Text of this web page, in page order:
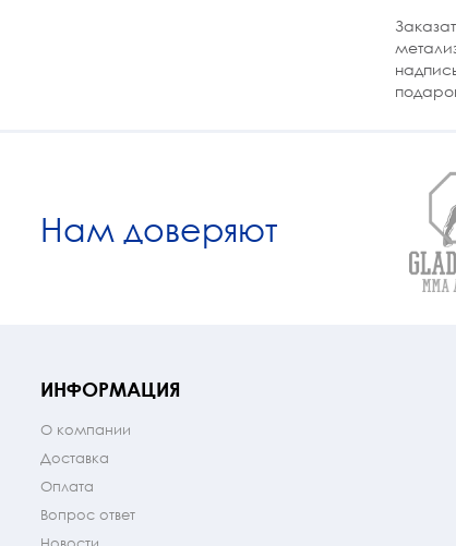
Нам доверяют
ИНФОРМАЦИЯ
О компании
Доставка
Оплата
Вопрос ответ